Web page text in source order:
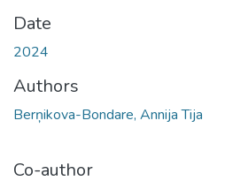
Date
2024
Authors
Berņikova-Bondare, Annija Tija
Co-author